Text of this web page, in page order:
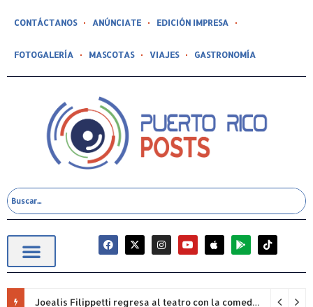
CONTÁCTANOS ANÚNCIATE EDICIÓN IMPRESA
FOTOGALERÍA MASCOTAS VIAJES GASTRONOMÍA
Joealis Filippetti regresa al teatro con la comedia “Una Cristiana Rookie… ¡Qué Papelón!”